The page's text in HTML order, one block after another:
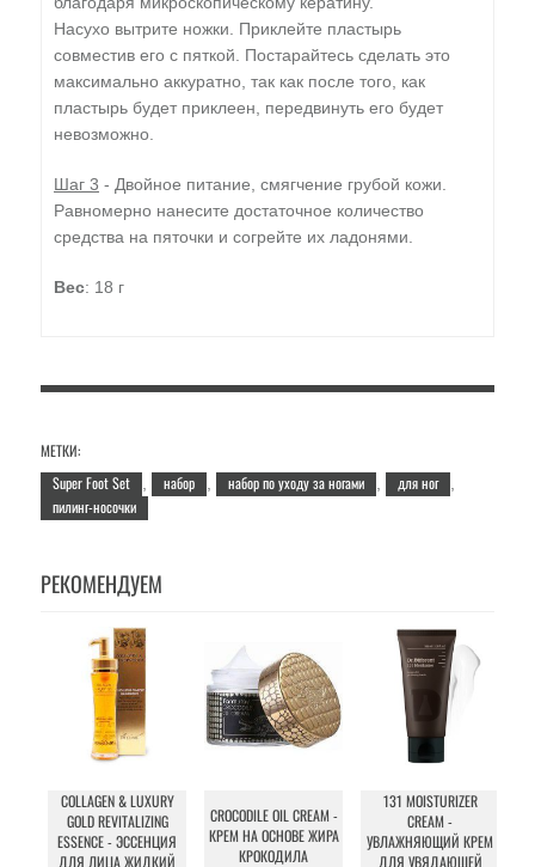
Насухо вытрите ножки. Приклейте пластырь
совместив его с пяткой. Постарайтесь сделать это
максимально аккуратно, так как после того, как
пластырь будет приклеен, передвинуть его будет
невозможно.
Шаг 3 - Двойное питание, смягчение грубой кожи.
Равномерно нанесите достаточное количество
средства на пяточки и согрейте их ладонями.
Вес: 18 г
МЕТКИ:
Super Foot Set
набор набор по уходу за ногами для ног
пилинг-носочки
РЕКОМЕНДУЕМ
COLLAGEN & LUXURY
GOLD REVITALIZING
ESSENCE - ЭССЕНЦИЯ
ДЛЯ ЛИЦА ЖИДКИЙ
CROCODILE OIL CREAM -
КРЕМ НА ОСНОВЕ ЖИРА
КРОКОДИЛА
131 MOISTURIZER
CREAM -
УВЛАЖНЯЮЩИЙ КРЕМ
ДЛЯ УВЯДАЮЩЕЙ